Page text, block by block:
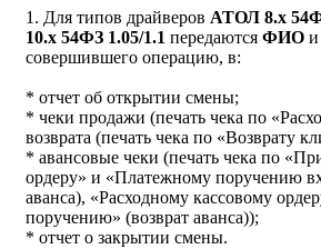
1. Для типов драйверов АТОЛ 8.х
10.x 54ФЗ 1.05/1.1 передаются ФИО и
совершившего операцию, в:
* отчет об открытии смены;
* чеки продажи (печать чека по
возврата (печать чека по «Возврату
* авансовые чеки (печать чека по
ордеру» и «Платежному поручению
аванса), «Расходному кассовому
поручению» (возврат аванса));
* отчет о закрытии смены.